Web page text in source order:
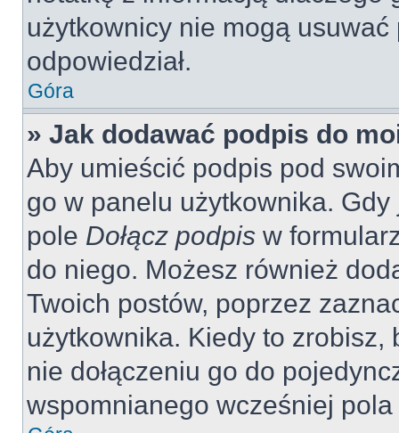
użytkownicy nie mogą
odpowiedział.
Góra
» Jak dodawać podpis do
Aby umieścić podpis pod
go w panelu użytkownika.
pole Dołącz podpis w
do niego. Możesz również
Twoich postów, poprzez
użytkownika. Kiedy to zrobisz,
nie dołączeniu go do
wspomnianego wcześniej